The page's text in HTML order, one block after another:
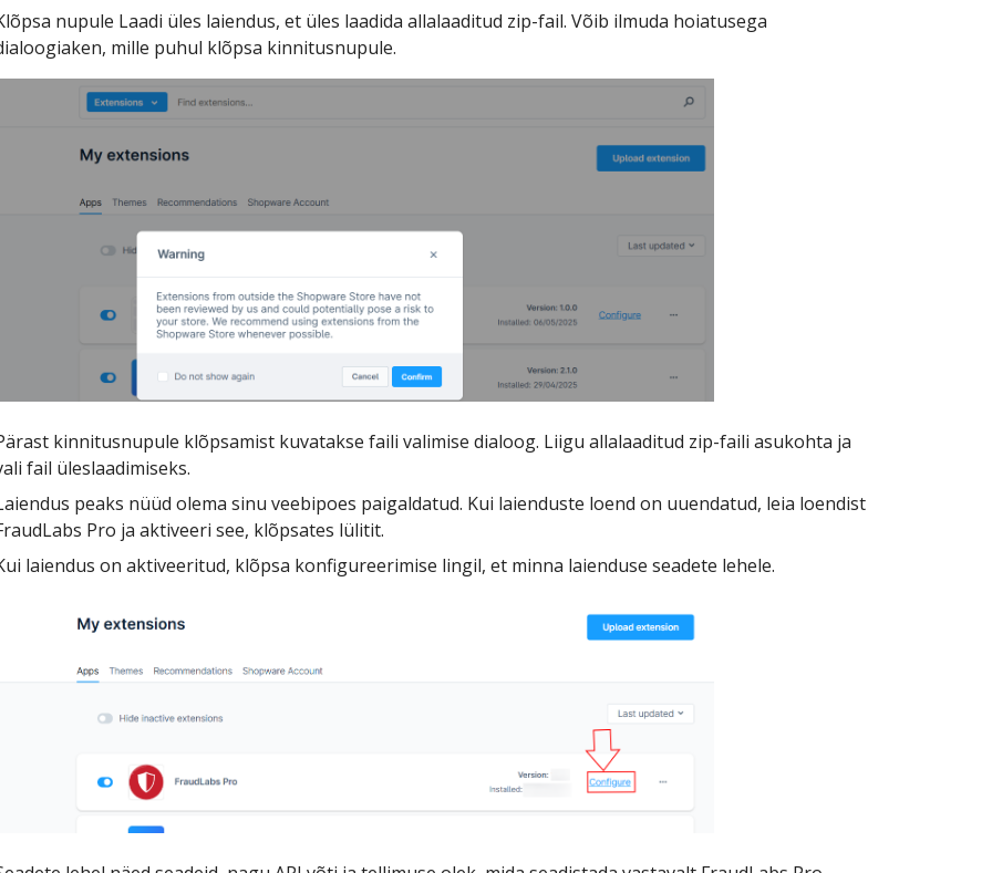
nupule Laadi üles laiendus, et üles laadida allalaaditud zip-fail. Võib ilmuda hoiatusega
mille puhul klõpsa kinnitusnupule.
kinnitusnupule klõpsamist kuvatakse faili valimise dialoog. Liigu allalaaditud zip-faili asukohta ja
fail üleslaadimiseks.
peaks nüüd olema sinu veebipoes paigaldatud. Kui laienduste loend on uuendatud, leia loendist
Pro ja aktiveeri see, klõpsates lülitit.
laiendus on aktiveeritud, klõpsa konfigureerimise lingil, et minna laienduse seadete lehele.